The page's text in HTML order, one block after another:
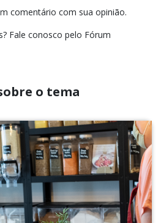
comentário com sua opinião.
Fale conosco pelo Fórum
o tema